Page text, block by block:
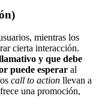
mientras los
cierta interacción.
y que debe
puede esperar al
call to action llevan a
una promoción,